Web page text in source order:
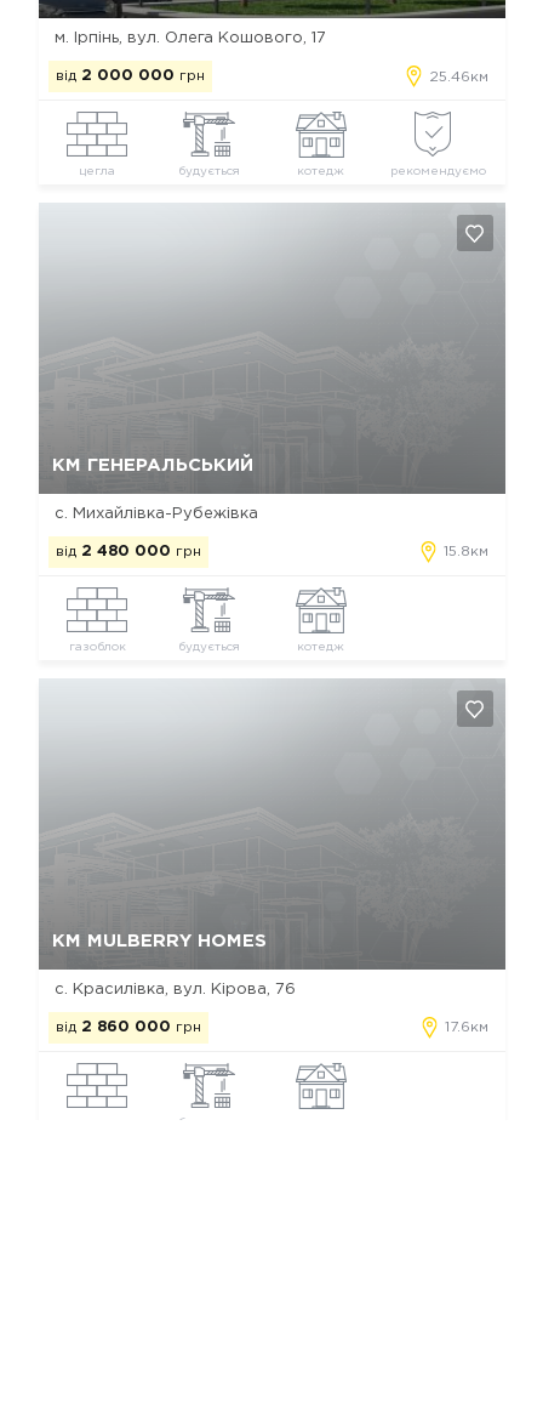
м. Ірпінь, вул. Олега Кошового, 17
від 2 000 000 грн 25.46км
цегла будується котедж рекомендуємо
КМ ГЕНЕРАЛЬСЬКИЙ
с. Михайлівка-Рубежівка
від 2 480 000 грн 15.8км
газоблок будується котедж
КМ MULBERRY HOMES
с. Красилівка, вул. Кірова, 76
від 2 860 000 грн 17.6км
будується